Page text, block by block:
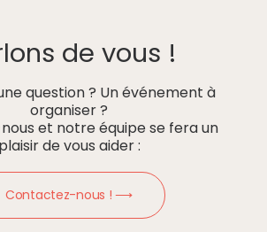
de vous !
question ? Un événement à
organiser ?
et notre équipe se fera un
plaisir de vous aider :
Contactez-nous ! ⟶